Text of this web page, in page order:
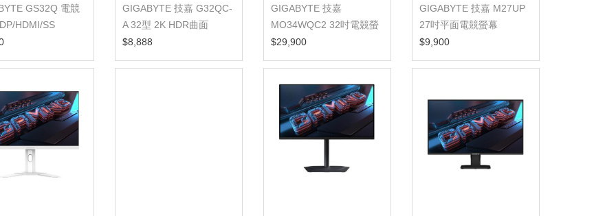
GS32Q 電競
HDMI/SS
1MS/165...
GIGABYTE 技嘉 G32QC-
A 32型 2K HDR曲面
1500R電競螢幕
$8,888
GIGABYTE 技嘉
MO34WQC2 32吋電競螢
幕 曲面
$29,900
GIGABYTE 技嘉 M27UP
27吋平面電競螢幕
$9,900